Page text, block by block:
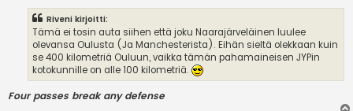
Riveni kirjoitti:
Tämä ei tosin auta siihen että joku Naarajärveläinen luulee
olevansa Oulusta (Ja Manchesterista). Eihän sieltä olekkaan kuin
se 400 kilometriä Ouluun, vaikka tämän pahamaineisen JYPin
kotokunnille on alle 100 kilometriä.
Four passes break any defense